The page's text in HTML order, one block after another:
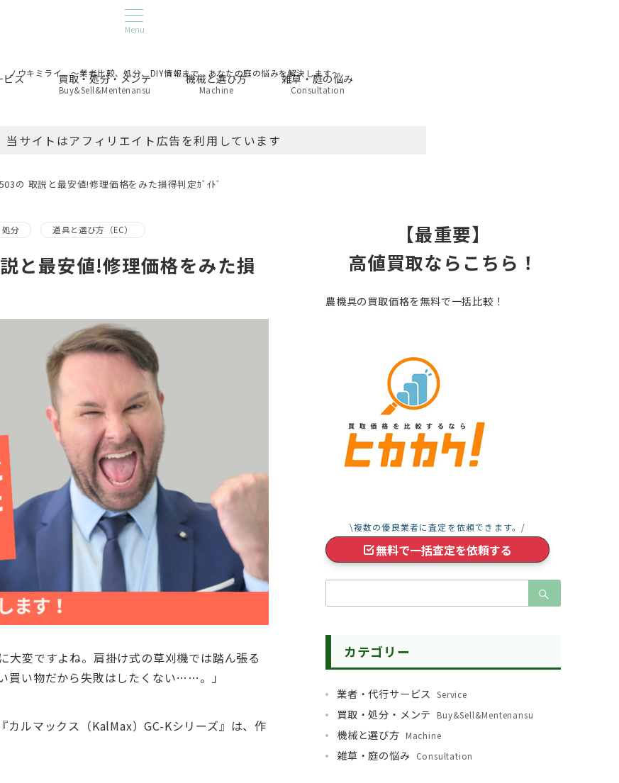
Menu
ノウキミライ 〜業者比較、処分、DIY情報まで。あなたの庭の悩みを解決します〜
ビス 買取・処分・メンテ
Buy&Sell&Mentenansu
機械と選び方
Machine
雑草・庭の悩み
Consultation
当サイトはアフィリエイト広告を利用しています
の 取説と最安値!修理価格をみた損得判定ｶﾞｲﾄﾞ
処分 道具と選び方（EC）
と最安値!修理価格をみた損
大変ですよね。肩掛け式の草刈機では踏ん張る
買い物だから失敗はしたくない……。」
ルマックス（KalMax）GC-Kシリーズ』は、作
【最重要】
高値買取ならこちら！
農機具の買取価格を無料で一括比較！
\複数の優良業者に査定を依頼できます。/
無料で一括査定を依頼する
索：
カテゴリー
業者・代行サービス Service
買取・処分・メンテ Buy&Sell&Mentenansu
機械と選び方 Machine
雑草・庭の悩み Consultation